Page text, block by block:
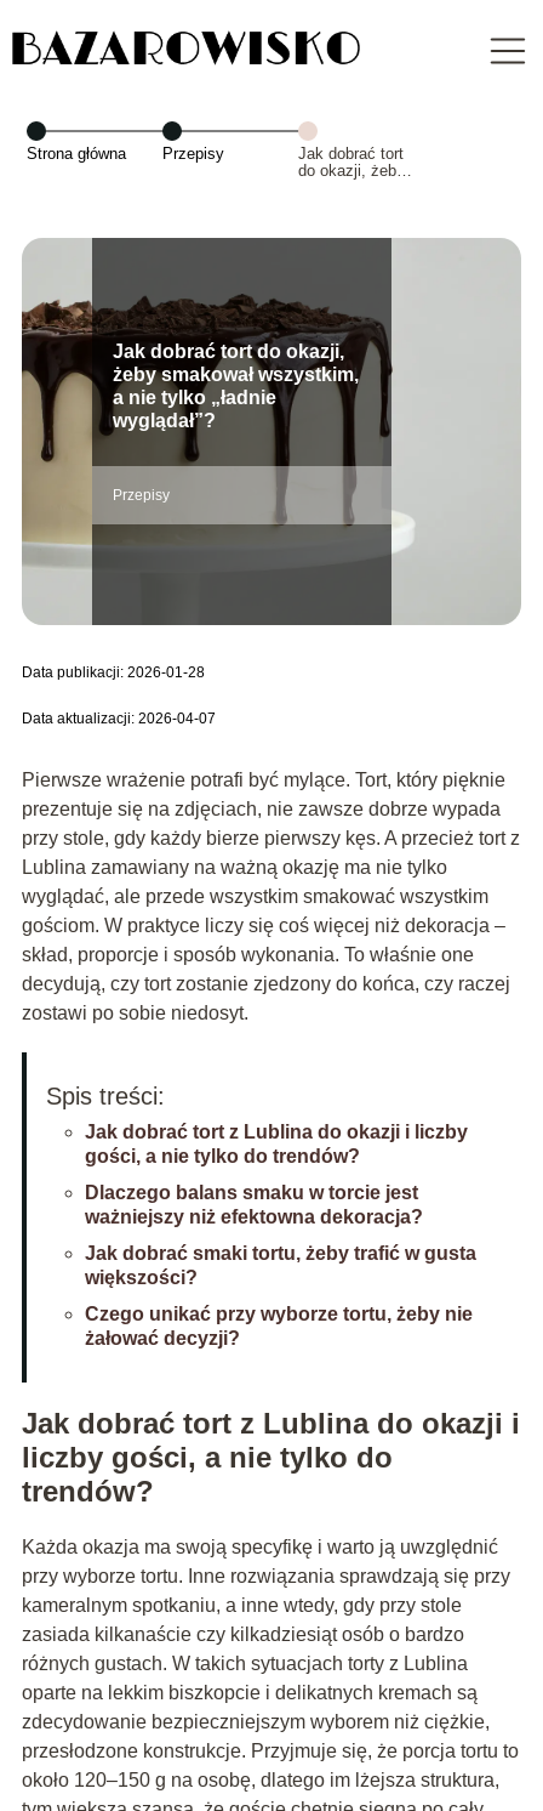
Strona główna Przepisy
Jak dobrać tort
do okazji, żeby
wyglądał”?
Jak dobrać tort do okazji,
żeby smakował wszystkim,
a nie tylko „ładnie
wyglądał”?
Przepisy
Data publikacji: 2026-01-28
Data aktualizacji: 2026-04-07
Pierwsze wrażenie potrafi być mylące. Tort, który pięknie
prezentuje się na zdjęciach, nie zawsze dobrze wypada
przy stole, gdy każdy bierze pierwszy kęs. A przecież tort z
Lublina zamawiany na ważną okazję ma nie tylko
wyglądać, ale przede wszystkim smakować wszystkim
gościom. W praktyce liczy się coś więcej niż dekoracja –
skład, proporcje i sposób wykonania. To właśnie one
decydują, czy tort zostanie zjedzony do końca, czy raczej
zostawi po sobie niedosyt.
Spis treści:
Jak dobrać tort z Lublina do okazji i liczby
gości, a nie tylko do trendów?
Dlaczego balans smaku w torcie jest
ważniejszy niż efektowna dekoracja?
Jak dobrać smaki tortu, żeby trafić w gusta
większości?
Czego unikać przy wyborze tortu, żeby nie
żałować decyzji?
Jak dobrać tort z Lublina do okazji i
liczby gości, a nie tylko do
trendów?
Każda okazja ma swoją specyfikę i warto ją uwzględnić
przy wyborze tortu. Inne rozwiązania sprawdzają się przy
kameralnym spotkaniu, a inne wtedy, gdy przy stole
zasiada kilkanaście czy kilkadziesiąt osób o bardzo
różnych gustach. W takich sytuacjach torty z Lublina
oparte na lekkim biszkopcie i delikatnych kremach są
zdecydowanie bezpieczniejszym wyborem niż ciężkie,
przesłodzone konstrukcje. Przyjmuje się, że porcja tortu to
około 120–150 g na osobę, dlatego im lżejsza struktura,